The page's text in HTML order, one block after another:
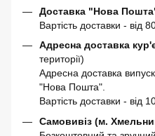
Доставка "Нова
Вартість доставки - від
Адресна доставка
території)
Адресна доставка
"Нова Пошта".
Вартість доставки - від
Самовивіз (м.